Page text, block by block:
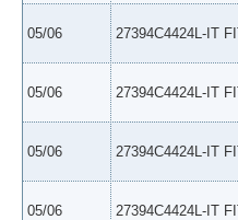
05/06 27394C4424L-IT
05/06 27394C4424L-IT
05/06 27394C4424L-IT
05/06 27394C4424L-IT